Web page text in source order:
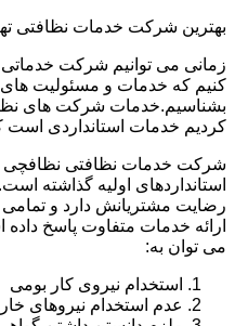
بهترین شرکت خدمات نظافتی
زمانی می توانیم شرکت خدماتی
کنیم که خدمات و مسئولیت
بشناسیم.خدمات شرکت های
کردیم خدمات استانداردی است
شرکت خدمات نظافتی نظافچی در
استانداردهای اولیه گذاشته
رضایت مشتریانش دارد و تمامی
ارائه خدمات متفاوت پاسخ
می توان به:
استخدام نیروی کار بومی
عدم استخدام نیروهای